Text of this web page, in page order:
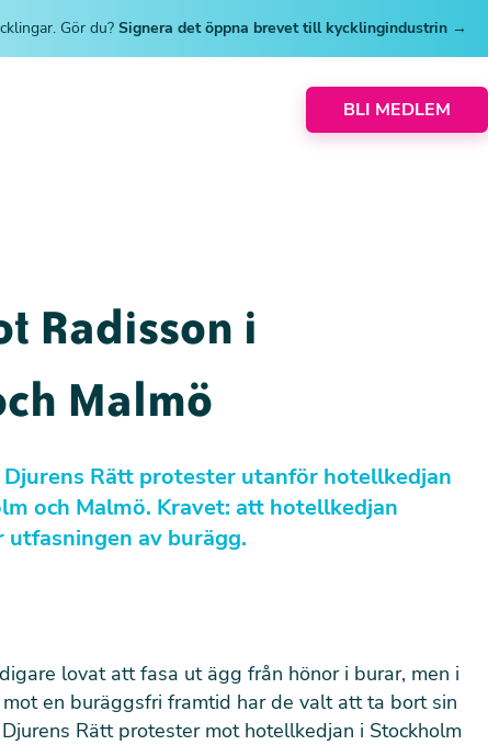
Gör du? Signera det öppna brevet till kycklingindustrin →
BLI MEDLEM
Radisson i
Malmö
Djurens Rätt protester utanför hotellkedjan
och Malmö. Kravet: att hotellkedjan
av burägg.
lovat att fasa ut ägg från hönor i burar, men i
en buräggsfri framtid har de valt att ta bort sin
Rätt protester mot hotellkedjan i Stockholm